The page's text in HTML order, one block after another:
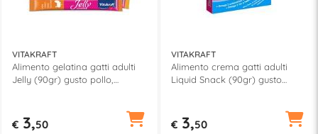
VITAKRAFT
Alimento gelatina gatti adulti
Jelly (90gr) gusto pollo,
€ 3,50
VITAKRAFT
Alimento crema gatti adulti
Liquid Snack (90gr) gusto
€ 3,50